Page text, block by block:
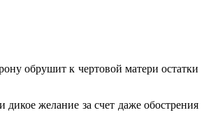
обрушит к чертовой матери остатки
желание за счет даже обострения